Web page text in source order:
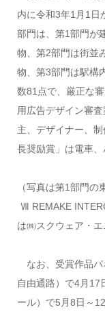
内に令和3年1月1日
部門は、第1部門が
物、第2部門は街並
物、第3部門は駅構
数81点で、厳正な
用広告デザイン審
主、デザイナー、
長奨励賞」は電車、
（写真は第1部門
Ⅶ REMAKE
は㈱スクウェア・エ
なお、受賞作品パ
自由通路）で4月
ール）で5月8日～